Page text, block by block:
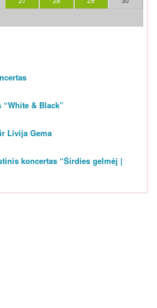
& Black”
Livija Gema
koncertas “Širdies gelmėj |